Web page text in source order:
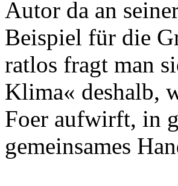
Autor da an
Beispiel für die
ratlos fragt man
Klima« deshalb,
Foer aufwirft, in
gemeinsames